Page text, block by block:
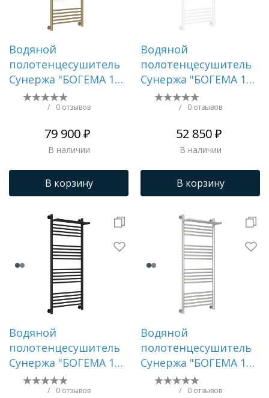
Водяной
полотенцесушитель
Сунержа "БОГЕМА 1П
+" 1200х500 (Матовое
золото)/ 0 отзывов
79 900 ₽
В наличии
В корзину
Водяной
полотенцесушитель
Сунержа "БОГЕМА 1П
+" 1200х500 (Матовый
/ 0 отзывов
52 850 ₽
В наличии
В корзину
Водяной
полотенцесушитель
Сунержа "БОГЕМА 1П
+" 1200х500 (Матовый
чёрный)
/ 0 отзывов
Водяной
полотенцесушитель
Сунержа "БОГЕМА 1П
+" 1200х500 (Сатин)
/ 0 отзывов